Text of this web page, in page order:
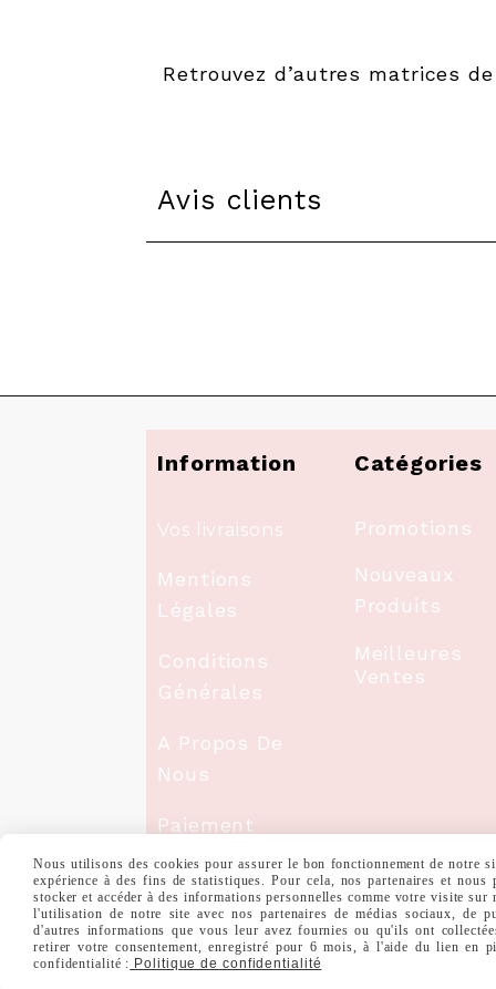
Retrouvez d’autres matrices
Avis clients
Information
Vos livraisons
Mentions
Légales
Conditions
Générales
A Propos De
Nous
Paiement
Sécurisé
Nous Contacter
Catégories
Promotions
Nouveaux
Produits
Meilleures
Ventes
Nous utilisons des cookies pour assurer le bon fonctionnement de
expérience à des fins de statistiques. Pour cela, nos partenaires et
stocker et accéder à des informations personnelles comme votre visite
l'utilisation de notre site avec nos partenaires de médias sociaux, de
d'autres informations que vous leur avez fournies ou qu'ils ont
retirer votre consentement, enregistré pour 6 mois, à l'aide du lien en
confidentialité : Politique de confidentialité